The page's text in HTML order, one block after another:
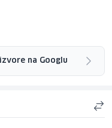
na Googlu